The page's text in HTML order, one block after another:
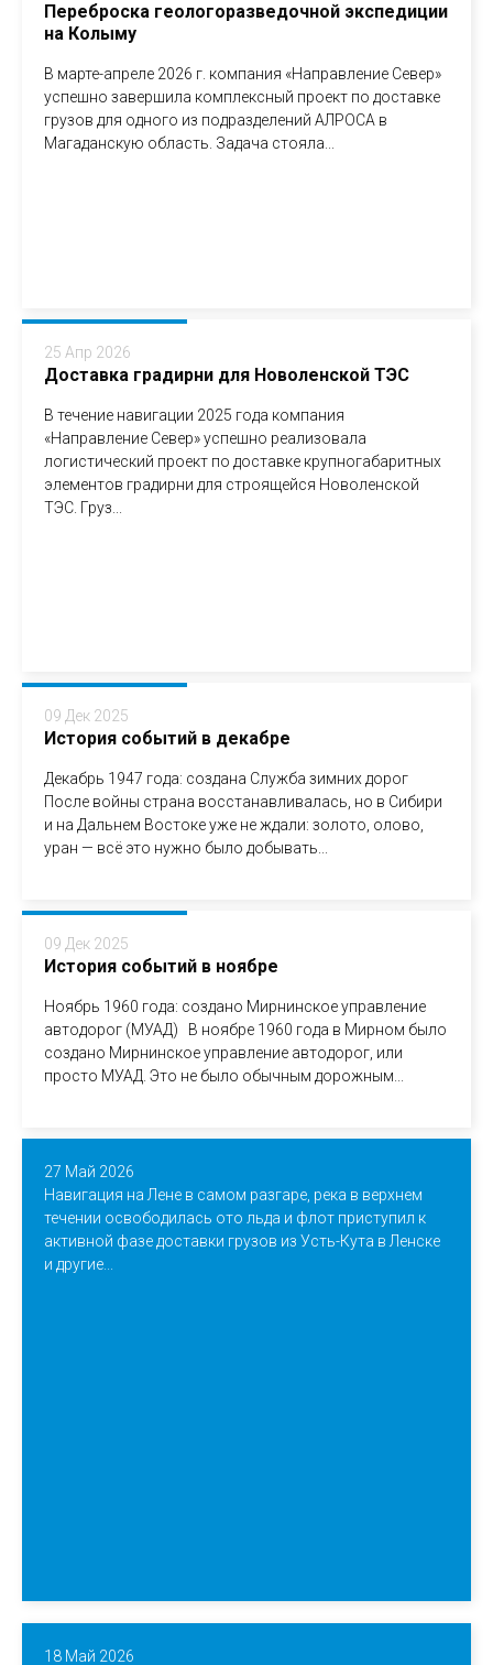
Переброска геологоразведочной экспедиции
на Колыму
В марте-апреле 2026 г. компания «Направление Север»
успешно завершила комплексный проект по доставке
грузов для одного из подразделений АЛРОСА в
Магаданскую область. Задача стояла...
25 Апр 2026
Доставка градирни для Новоленской ТЭС
В течение навигации 2025 года компания
«Направление Север» успешно реализовала
логистический проект по доставке крупногабаритных
элементов градирни для строящейся Новоленской
ТЭС. Груз...
09 Дек 2025
История событий в декабре
Декабрь 1947 года: создана Служба зимних дорог
После войны страна восстанавливалась, но в Сибири
и на Дальнем Востоке уже не ждали: золото, олово,
уран — всё это нужно было добывать...
09 Дек 2025
История событий в ноябре
Ноябрь 1960 года: создано Мирнинское управление
автодорог (МУАД) В ноябре 1960 года в Мирном было
создано Мирнинское управление автодорог, или
просто МУАД. Это не было обычным дорожным...
27 Май 2026
Навигация на Лене в самом разгаре, река в верхнем
течении освободилась ото льда и флот приступил к
активной фазе доставки грузов из Усть-Кута в Ленске
и другие...
18 Май 2026